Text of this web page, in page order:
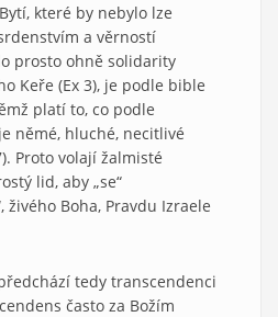
které by nebylo lze
a věrností
prosto ohně solidarity
Keře (Ex 3), je podle bible
platí to, co podle
němé, hluché, necitlivé
Proto volají žalmisté
lid, aby „se“
živého Boha, Pravdu Izraele
tedy transcendenci
často za Božím